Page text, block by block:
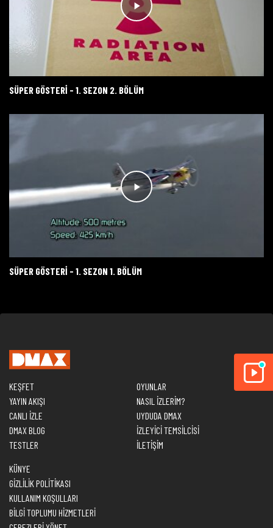
SÜPER GÖSTERİ - 1. SEZON 2. BÖLÜM
SÜPER GÖSTERİ - 1. SEZON 1. BÖLÜM
KEŞFET
YAYIN AKIŞI
CANLI İZLE
DMAX BLOG
TESTLER
OYUNLAR
NASIL İZLERİM?
UYDUDA DMAX
İZLEYİCİ TEMSİLCİSİ
İLETİŞİM
KÜNYE
GİZLİLİK POLİTİKASI
KULLANIM KOŞULLARI
BİLGİ TOPLUMU HİZMETLERİ